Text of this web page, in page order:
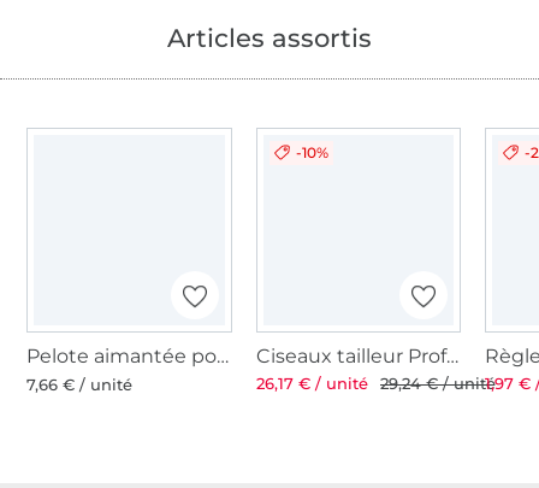
Articles assortis
Pelote aimantée pour épingles
7,66 € / unité
-10%
Ciseaux tailleur Professional 8'' 21 cm
26,17 € / unité 29,24 € / unité
-
1,97 €